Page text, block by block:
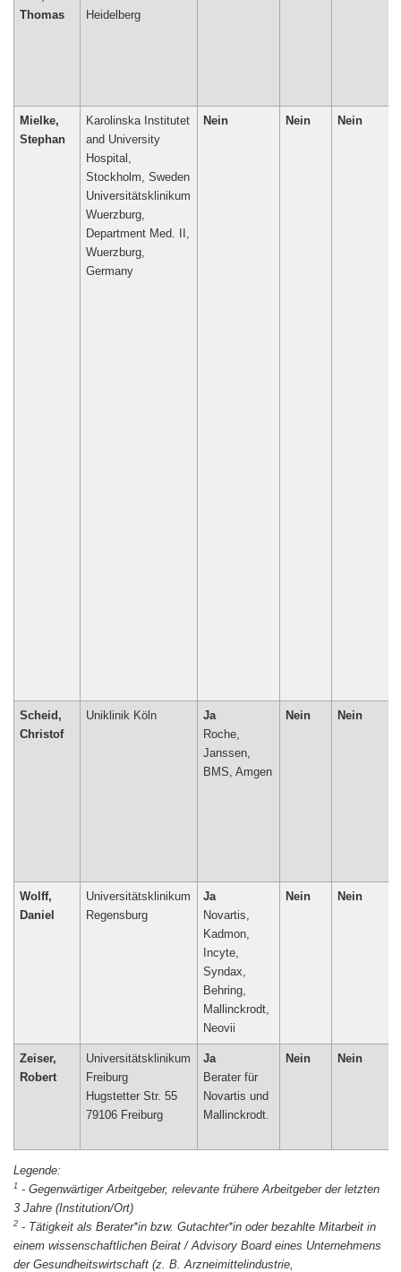
Thomas
Heidelberg
Mielke,
Stephan
Karolinska Institutet
and University
Hospital,
Stockholm, Sweden
Universitätsklinikum
Wuerzburg,
Department Med. II,
Wuerzburg,
Germany
Nein Nein Nein
Scheid,
Christof
Uniklinik Köln
Ja
Roche,
Janssen,
BMS, Amgen
Nein Nein
Wolff,
Daniel
Universitätsklinikum
Regensburg
Ja
Novartis,
Kadmon,
Incyte,
Syndax,
Behring,
Mallinckrodt,
Neovii
Nein Nein
Zeiser,
Robert
Universitätsklinikum
Freiburg
Hugstetter Str. 55
79106 Freiburg
Ja
Berater für
Novartis und
Mallinckrodt.
Nein Nein
1 - Gegenwärtiger Arbeitgeber, relevante frühere Arbeitgeber der letzten
3 Jahre (Institution/Ort)
2 - Tätigkeit als Berater*in bzw. Gutachter*in oder bezahlte Mitarbeit in
einem wissenschaftlichen Beirat / Advisory Board eines Unternehmens
der Gesundheitswirtschaft (z. B. Arzneimittelindustrie,